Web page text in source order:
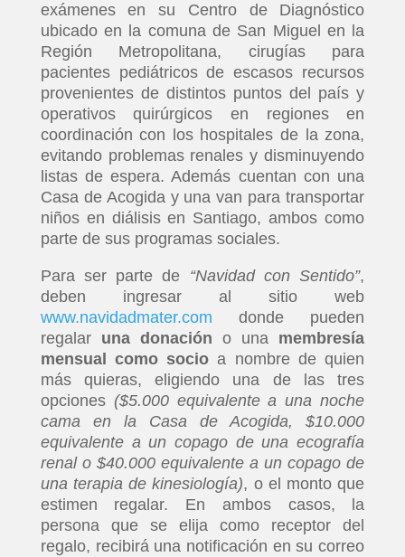
exámenes en su Centro de Diagnóstico
ubicado en la comuna de San Miguel en la
Región Metropolitana, cirugías para
pacientes pediátricos de escasos recursos
provenientes de distintos puntos del país y
operativos quirúrgicos en regiones en
coordinación con los hospitales de la zona,
evitando problemas renales y disminuyendo
listas de espera. Además cuentan con una
Casa de Acogida y una van para transportar
niños en diálisis en Santiago, ambos como
parte de sus programas sociales.
Para ser parte de “Navidad con Sentido”,
deben ingresar al sitio web
www.navidadmater.com donde pueden
regalar una donación o una membresía
mensual como socio a nombre de quien
más quieras, eligiendo una de las tres
opciones($5.000 equivalente a una noche
cama en la Casa de Acogida, $10.000
equivalente a un copago de una ecografía
renal o $40.000 equivalente a un copago de
una terapia de kinesiología), o el monto que
estimen regalar. En ambos casos, la
persona que se elija como receptor del
regalo, recibirá una notificación en su correo